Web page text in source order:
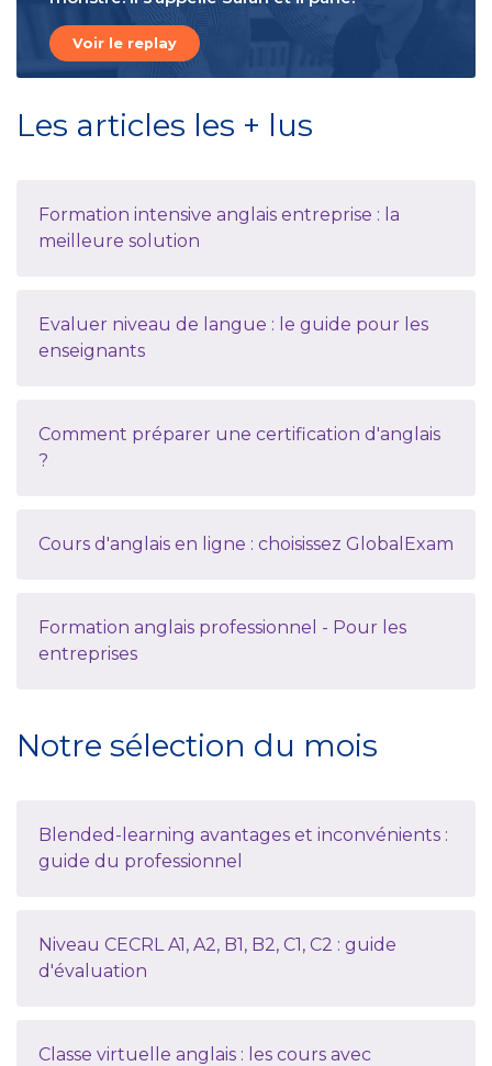
Voir le replay
Les articles les + lus
Formation intensive anglais entreprise : la
meilleure solution
Evaluer niveau de langue : le guide pour les
enseignants
Comment préparer une certification d'anglais
?
Cours d'anglais en ligne : choisissez GlobalExam
Formation anglais professionnel - Pour les
entreprises
Notre sélection du mois
Blended-learning avantages et inconvénients :
guide du professionnel
Niveau CECRL A1, A2, B1, B2, C1, C2 : guide
d'évaluation
Classe virtuelle anglais : les cours avec